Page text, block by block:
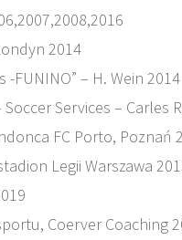
2014
FUNINO” – H. Wein 2014
Services – Carles
FC Porto, Poznań
Legii Warszawa
Coerver Coaching